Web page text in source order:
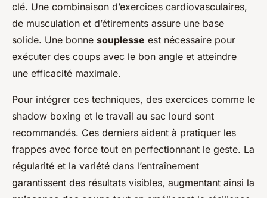
clé. Une combinaison d’exercices cardiovasculaires,
de musculation et d’étirements assure une base
solide. Une bonne souplesse est nécessaire pour
exécuter des coups avec le bon angle et atteindre
une efficacité maximale.
Pour intégrer ces techniques, des exercices comme le
shadow boxing et le travail au sac lourd sont
recommandés. Ces derniers aident à pratiquer les
frappes avec force tout en perfectionnant le geste. La
régularité et la variété dans l’entraînement
garantissent des résultats visibles, augmentant ainsi la